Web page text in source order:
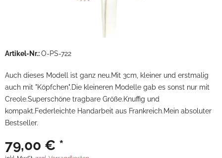
Artikel-Nr.:O-PS-722
Auch dieses Modell ist ganz neu.Mit 3cm, kleiner und erstmalig
auch mit "Köpfchen".Die kleineren Modelle gab es sonst nur mit
Creole.Superschöne tragbare Größe.Knuffig und
kompakt.Federleichte Handarbeit aus Frankreich.Mein absoluter
Bestseller.
79,00 € *